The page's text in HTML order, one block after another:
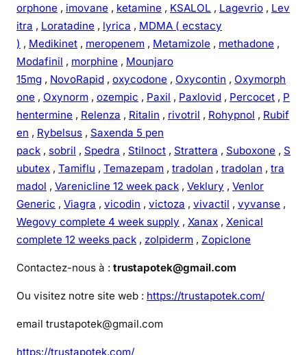
orphone , imovane , ketamine , KSALOL , Lagevrio , Lev
itra , Loratadine , lyrica , MDMA ( ecstacy
) , Medikinet , meropenem , Metamizole , methadone ,
Modafinil , morphine , Mounjaro
15mg , NovoRapid , oxycodone , Oxycontin , Oxymorph
one , Oxynorm , ozempic , Paxil , Paxlovid , Percocet , P
hentermine , Relenza , Ritalin , rivotril , Rohypnol , Rubif
en , Rybelsus , Saxenda 5 pen
pack , sobril , Spedra , Stilnoct , Strattera , Suboxone , S
ubutex , Tamiflu , Temazepam , tradolan , tradolan , tra
madol , Varenicline 12 week pack , Veklury , Venlor
Generic , Viagra , vicodin , victoza , vivactil , vyvanse ,
Wegovy complete 4 week supply , Xanax , Xenical
complete 12 weeks pack , zolpiderm , Zopiclone
Contactez-nous à : trustapotek@gmail.com
Ou visitez notre site web : https://trustapotek.com/
email trustapotek@gmail.com
https://trustapotek.com/